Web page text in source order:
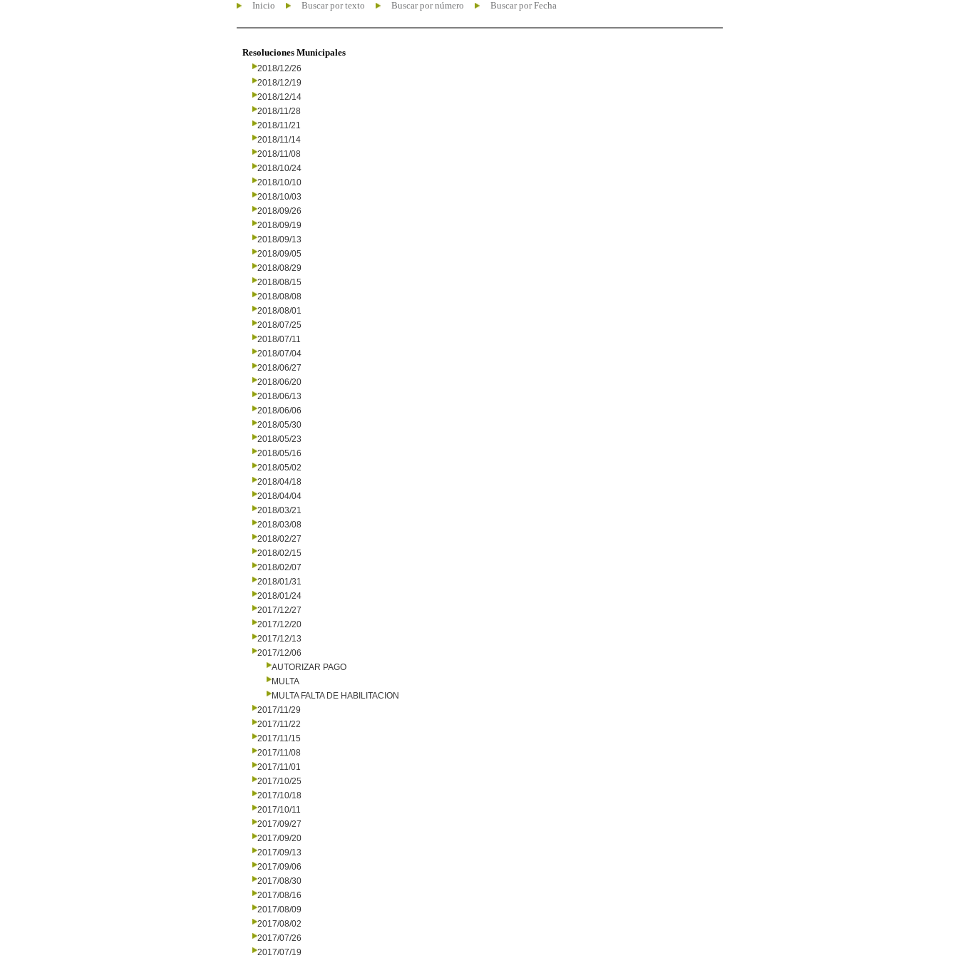
Inicio Buscar por texto Buscar por número Buscar por Fecha
Resoluciones Municipales
2018/12/26
2018/12/19
2018/12/14
2018/11/28
2018/11/21
2018/11/14
2018/11/08
2018/10/24
2018/10/10
2018/10/03
2018/09/26
2018/09/19
2018/09/13
2018/09/05
2018/08/29
2018/08/15
2018/08/08
2018/08/01
2018/07/25
2018/07/11
2018/07/04
2018/06/27
2018/06/20
2018/06/13
2018/06/06
2018/05/30
2018/05/23
2018/05/16
2018/05/02
2018/04/18
2018/04/04
2018/03/21
2018/03/08
2018/02/27
2018/02/15
2018/02/07
2018/01/31
2018/01/24
2017/12/27
2017/12/20
2017/12/13
2017/12/06
AUTORIZAR PAGO
MULTA
MULTA FALTA DE HABILITACION
2017/11/29
2017/11/22
2017/11/15
2017/11/08
2017/11/01
2017/10/25
2017/10/18
2017/10/11
2017/09/27
2017/09/20
2017/09/13
2017/09/06
2017/08/30
2017/08/16
2017/08/09
2017/08/02
2017/07/26
2017/07/19